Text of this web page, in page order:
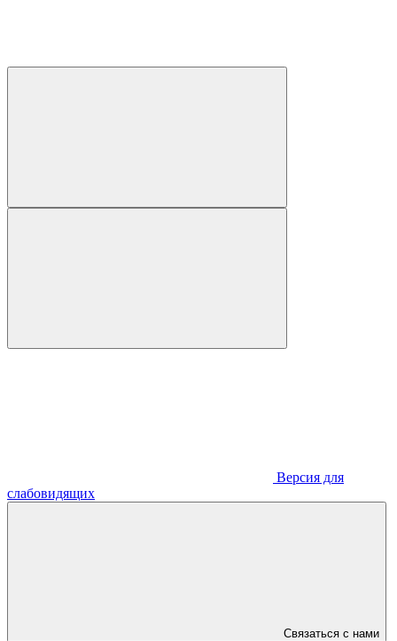
Версия для
слабовидящих
Связаться с нами